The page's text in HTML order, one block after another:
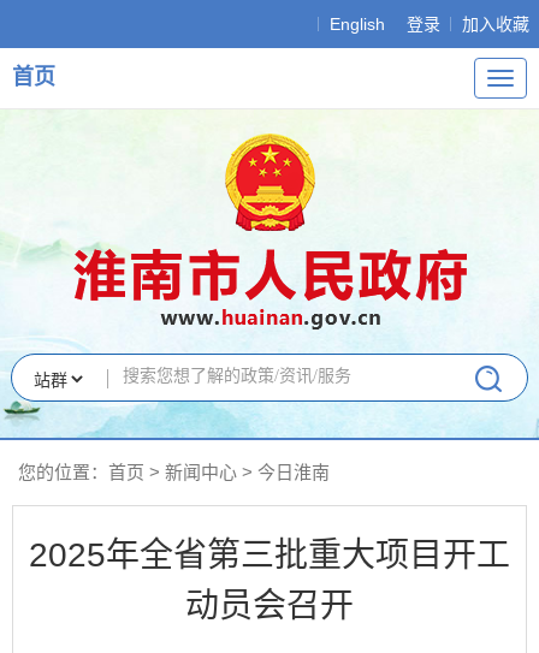
English 登录 加入收藏
导
航
首页
您的位置： 首页 > 新闻中心 > 今日淮南
2025年全省第三批重大项目开工
动员会召开